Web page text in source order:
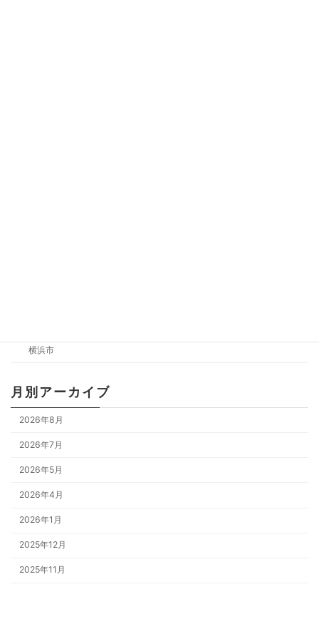
横浜市
月別アーカイブ
2026年8月
2026年7月
2026年5月
2026年4月
2026年1月
2025年12月
2025年11月